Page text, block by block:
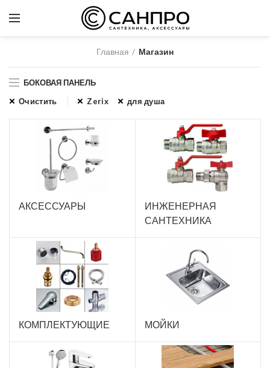
Главная Магазин
БОКОВАЯ ПАНЕЛЬ
Очистить
Zerix для душа
АКСЕССУАРЫ
ИНЖЕНЕРНАЯ
САНТЕХНИКА
КОМПЛЕКТУЮЩИЕ МОЙКИ